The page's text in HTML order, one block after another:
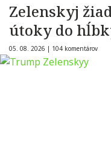
Zelenskyj
útoky do
05. 08. 2026 | 104 komentárov